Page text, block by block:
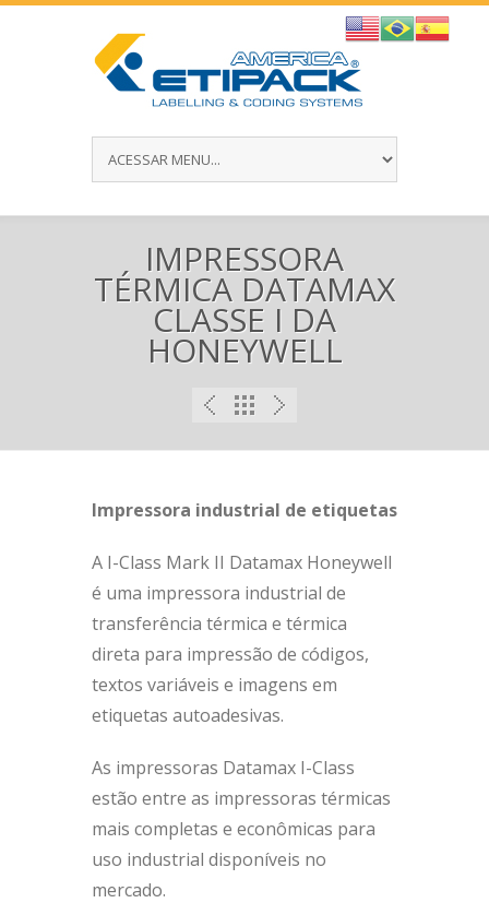
IMPRESSORA
TÉRMICA DATAMAX
CLASSE I DA
HONEYWELL
Impressora industrial de etiquetas
A I-Class Mark II Datamax Honeywell
é uma impressora industrial de
transferência térmica e térmica
direta para impressão de códigos,
textos variáveis ​​e imagens em
etiquetas autoadesivas.
As impressoras Datamax I-Class
estão entre as impressoras térmicas
mais completas e econômicas para
uso industrial disponíveis no
mercado.